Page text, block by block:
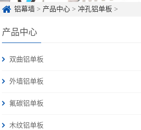
铝幕墙 > 产品中心 >冲孔铝单板 >
产品中心
双曲铝单板
外墙铝单板
氟碳铝单板
木纹铝单板